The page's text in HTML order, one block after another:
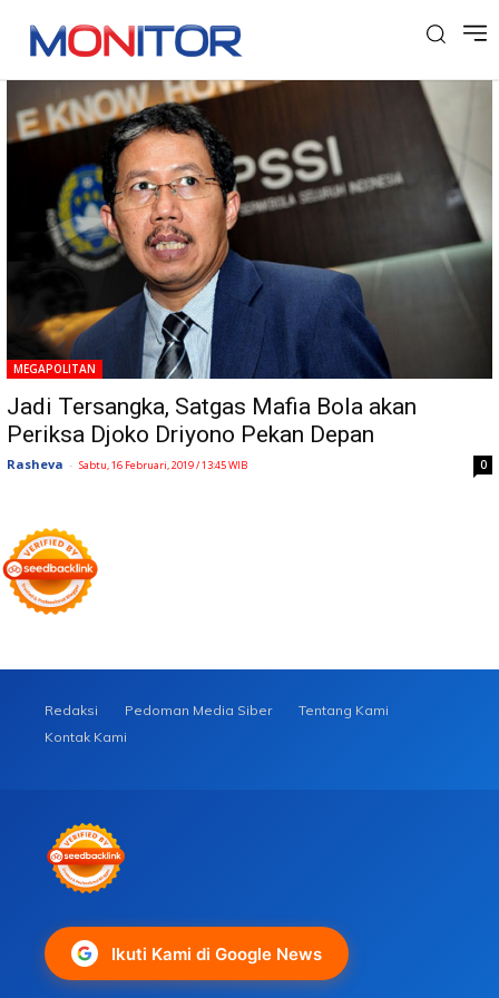
Tag: Djoko Driyono
MEGAPOLITAN
Jadi Tersangka, Satgas Mafia Bola akan
Periksa Djoko Driyono Pekan Depan
Rasheva - Sabtu, 16 Februari, 2019 / 13:45 WIB 0
Redaksi Pedoman Media Siber
Tentang Kami
Kontak Kami
Ikuti Kami di Google News